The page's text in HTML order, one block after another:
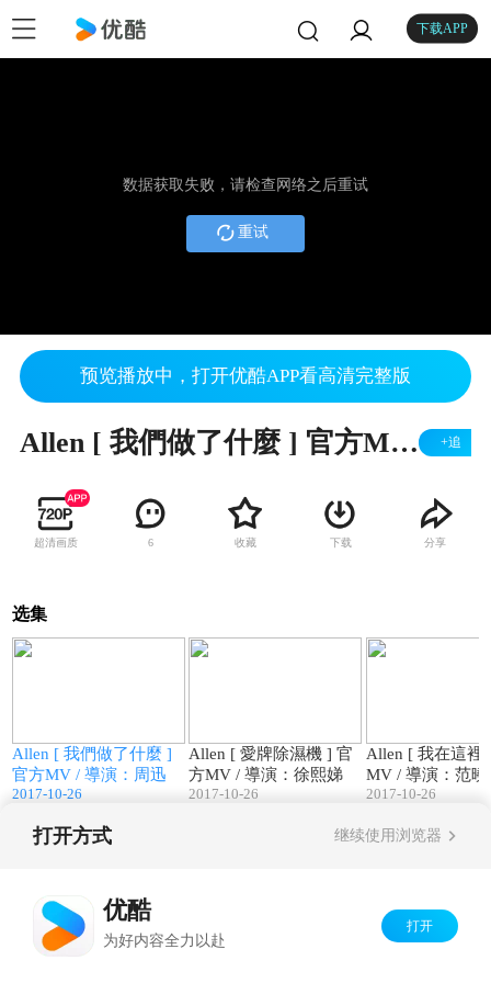
下载APP
数据获取失败，请检查网络之后重试
重试
预览播放中，打开优酷APP看高清完整版
Allen [ 我們做了什麼 ] 官方MV / 導演：周迅 +追
超清画质 6 收藏 下载 分享
选集
Allen [ 我們做了什麼 ]
官方MV / 導演：周迅
2017-10-26
Allen [ 愛牌除濕機 ] 官
方MV / 導演：徐熙娣
2017-10-26
Allen [ 我在這裡
MV / 導演：范曉
2017-10-26
打开方式 继续使用浏览器
优酷
为好内容全力以赴
打开